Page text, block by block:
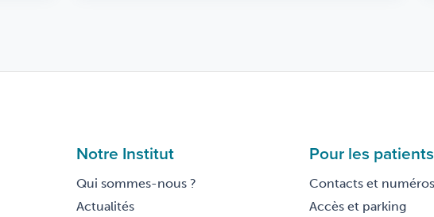
Notre Institut
Qui sommes-nous ?
Actualités
Pour les patients
Contacts et
Accès et parking